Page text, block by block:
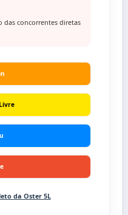
das concorrentes diretas
da Oster 5L